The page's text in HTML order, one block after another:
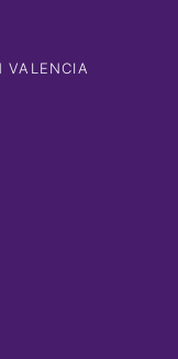
VALENCIA